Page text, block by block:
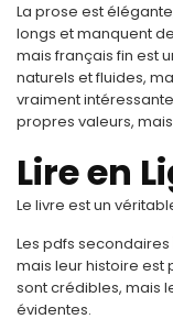
La prose est
longs et manquent
mais français fin est
naturels et fluides,
vraiment
propres valeurs,
Lire en
Le livre est un
Les pdfs
mais leur histoire est
sont crédibles, mais
évidentes.